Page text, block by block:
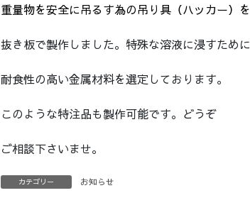
重量物を安全に吊るす為の吊り具（ハッカー）を
抜き板で製作しました。特殊な溶液に浸すために
耐食性の高い金属材料を選定しております。
このような特注品も製作可能です。どうぞ
ご相談下さいませ。
カテゴリー お知らせ